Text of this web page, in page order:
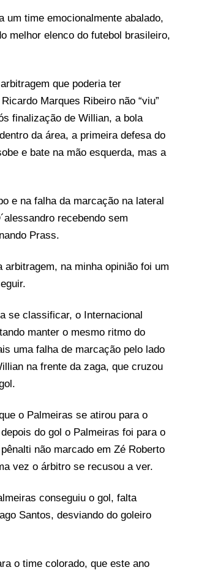
um time emocionalmente abalado,
melhor elenco do futebol brasileiro,
que poderia ter
Marques Ribeiro não “viu”
finalização de Willian, a bola
da área, a primeira defesa do
e bate na mão esquerda, mas a
e na falha da marcação na lateral
recebendo sem
Prass.
na minha opinião foi um
se classificar, o Internacional
manter o mesmo ritmo do
uma falha de marcação pelo lado
na frente da zaga, que cruzou
o Palmeiras se atirou para o
do gol o Palmeiras foi para o
não marcado em Zé Roberto
vez o árbitro se recusou a ver.
conseguiu o gol, falta
Santos, desviando do goleiro
o time colorado, que este ano